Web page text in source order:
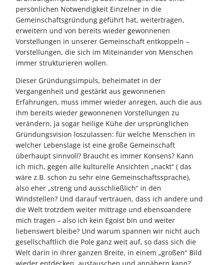
persönlichen Notwendigkeit Einzelner in die
Gemeinschaftsgründung geführt hat, weitertragen,
erweitern und von bereits wieder gewonnenen
Vorstellungen in unserer Gemeinschaft entkoppeln –
Vorstellungen, die sich im Miteinander von Menschen
immer strukturieren wollen.
Dieser Gründungsimpuls, beheimatet in der
Vergangenheit und gestärkt aus gewonnenen
Erfahrungen, muss immer wieder anregen, auch die aus
ihm bereits wieder gewonnenen Vorstellungen zu
verändern, ja sogar heilige Kühe der ursprünglichen
Gründungsvision loszulassen: für welche Menschen in
welcher Lebenslage ist eine große Gemeinschaft
überhaupt sinnvoll? Braucht es immer Konsens? Kann
ich mich, gegen alle kulturelle Ansichten „nackt“ ( das
wäre z.B. schon zu sehr eine Gemeinschaftssprache),
also eher „streng und ausschließlich“ in den
Windstellen? Und darauf vertrauen, dass ich andere und
die Welt trotzdem weiter mittrage und ebensoandere
mich tragen – also ich kein Egoist bin und weiter
liebenswert bleibe? Und warum spannen wir nicht auch
gesellschaftlich die Pole ganz weit auf, so dass sich die
Welt darin in ihrer ganzen Breite, in einem „großen“ Bild